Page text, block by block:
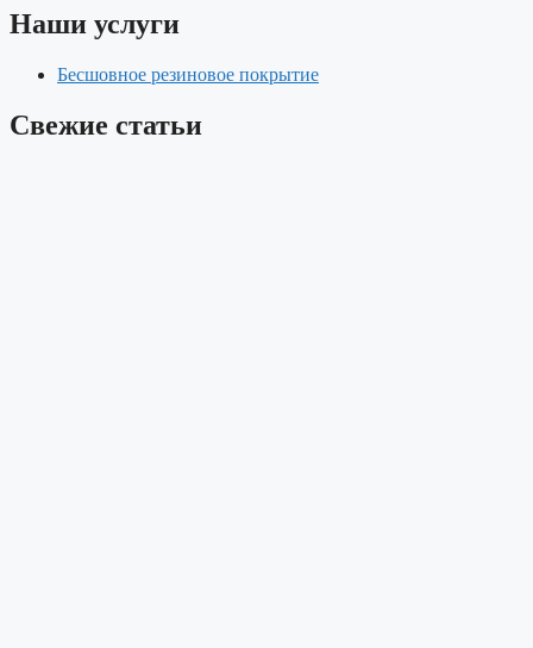
Наши услуги
Бесшовное резиновое покрытие
Свежие статьи